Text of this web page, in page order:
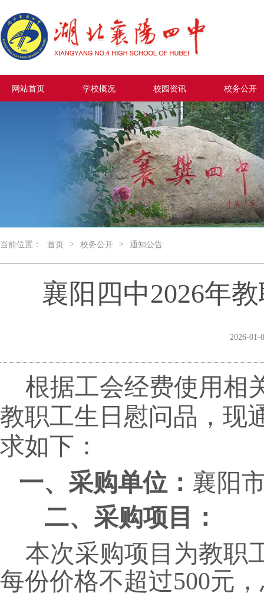
网站首页 学校概况 校园资讯 校务公开
当前位置： 首页 > 校务公开 > 通知公告
襄阳四中2026年
2026-01-
根据工会经费使用相
教职工生日慰问品 ， 现
求如下：
一、采购单位： 襄阳
二、采购项目：
本次采购项目为教职
每份价格不超过500元